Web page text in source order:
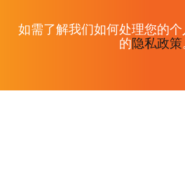
如需了解我们如何处理您的
的隐私政策